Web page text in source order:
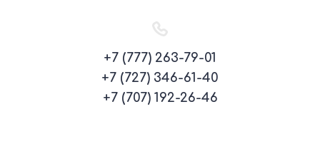
+7 (777) 263-79-01
+7 (727) 346-61-40
+7 (707) 192-26-46